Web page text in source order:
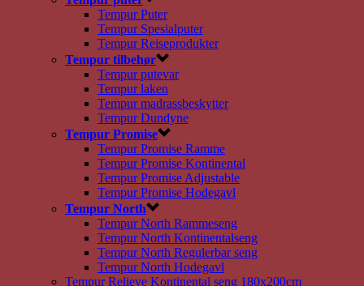
Tempur Puter
Tempur Spesialputer
Tempur Reiseprodukter
Tempur tilbehør
Tempur putevar
Tempur laken
Tempur madrassbeskytter
Tempur Dundyne
Tempur Promise
Tempur Promise Ramme
Tempur Promise Kontinental
Tempur Promise Adjustable
Tempur Promise Hodegavl
Tempur North
Tempur North Rammeseng
Tempur North Kontinentalseng
Tempur North Regulerbar seng
Tempur North Hodegavl
Tempur Relieve Kontinental seng 180x200cm